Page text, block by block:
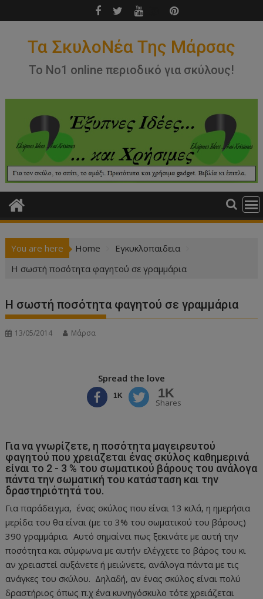
to
Τα ΣκυλοΝέα Της Μάρσας
Το Νο1 online περιοδικό για σκύλους!
You are here Home
Εγκυκλοπαιδεια
Η σωστή ποσότητα φαγητού σε γραμμάρια
Η σωστή ποσότητα φαγητού σε γραμμάρια
13/05/2014 Μάρσα
Spread the love
1K 1K
Shares
Για να γνωρίζετε, η ποσότητα μαγειρευτού
φαγητού που χρειάζεται ένας σκύλος καθημερινά
είναι το 2 - 3 % του σωματικού βάρους του ανάλογα
πάντα την σωματική του κατάσταση και την
δραστηριότητά του.
Για παράδειγμα, ένας σκύλος που είναι 13 κιλά, η ημερήσια
μερίδα του θα είναι (με το 3% του σωματικού του βάρους)
390 γραμμάρια. Αυτό σημαίνει πως ξεκινάτε με αυτή την
ποσότητα και σύμφωνα με αυτήν ελέγχετε το βάρος του κι
αν χρειαστεί αυξάνετε ή μειώνετε, ανάλογα πάντα με τις
ανάγκες του σκύλου. Δηλαδή, αν ένας σκύλος είναι πολύ
δραστήριος όπως π.χ ένα κυνηγόσκυλο τότε χρειάζεται